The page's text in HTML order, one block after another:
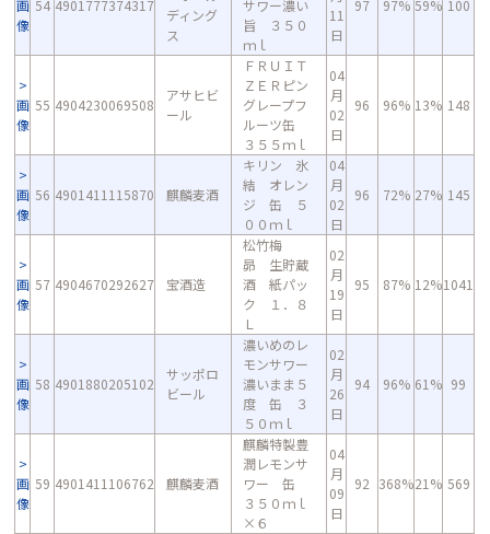
画
像
54 4901777374317
ディング
ス
サワー濃い
旨 ３５０
ｍｌ
11
日
97 97% 59% 100
画
像
55 4904230069508
アサヒビ
ール
ＦＲＵＩＴ
ＺＥＲピン
グレープフ
ルーツ缶
３５５ｍｌ
04
月
02
日
96 96% 13% 148
画
像
56 4901411115870 麒麟麦酒
キリン 氷
結 オレン
ジ 缶 ５
００ｍｌ
04
月
02
日
96 72% 27% 145
画
像
57 4904670292627 宝酒造
松竹梅
昴 生貯蔵
酒 紙パッ
ク １．８
Ｌ
02
月
19
日
95 87% 12%1041
画
像
58 4901880205102
サッポロ
ビール
濃いめのレ
モンサワー
濃いまま５
度 缶 ３
５０ｍｌ
02
月
26
日
94 96% 61% 99
画
像
59 4901411106762 麒麟麦酒
麒麟特製豊
潤レモンサ
ワー 缶
３５０ｍｌ
×６
04
月
09
日
92 368%21% 569